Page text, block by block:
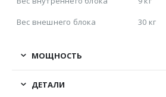
Вес внешнего блока
30 кг
МОЩНОСТЬ
ДЕТАЛИ